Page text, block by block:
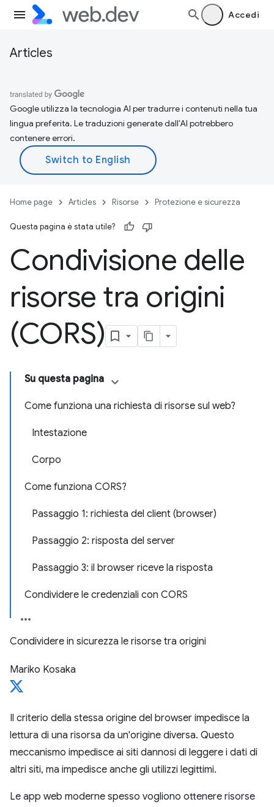
Accedi
Articles
Google utilizza la tecnologia AI per tradurre i contenuti nella tua
lingua preferita. Le traduzioni generate dall'AI potrebbero
contenere errori.
Home page Articles Risorse Protezione e sicurezza
Questa pagina è stata utile?
Condivisione delle
risorse tra origini
(CORS)
Su questa pagina
Come funziona una richiesta di risorse sul web?
Intestazione
Corpo
Come funziona CORS?
Passaggio 1: richiesta del client (browser)
Passaggio 2: risposta del server
Passaggio 3: il browser riceve la risposta
Condividere le credenziali con CORS
Condividere in sicurezza le risorse tra origini
Mariko Kosaka
Il criterio della stessa origine del browser impedisce la
lettura di una risorsa da un'origine diversa. Questo
meccanismo impedisce ai siti dannosi di leggere i dati di
altri siti, ma impedisce anche gli utilizzi legittimi.
Le app web moderne spesso vogliono ottenere risorse